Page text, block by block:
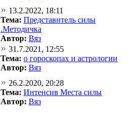
13.2.2022, 18:11
Тема: Представитель силы
.Методичка
Автор: Вяз
31.7.2021, 12:55
Тема: о гороскопах и астрологии
Автор: Вяз
26.2.2020, 20:28
Тема: Интенсив Места силы
Автор: Вяз